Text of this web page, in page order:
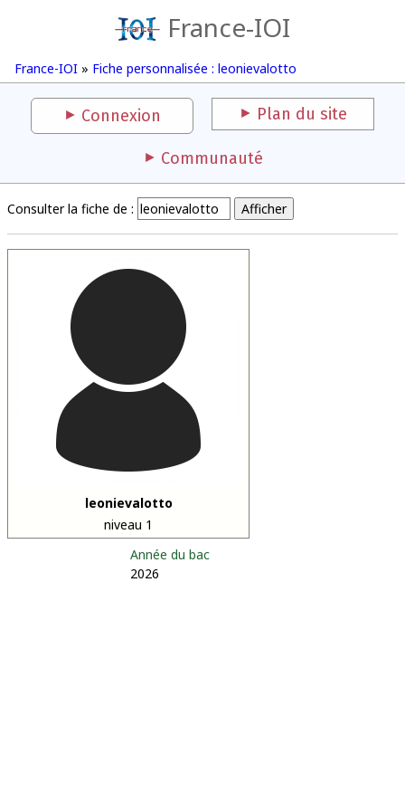
France-IOI
France-IOI » Fiche personnalisée : leonievalotto
Connexion Plan du site
Communauté
Consulter la fiche de :
leonievalotto
niveau 1
Année du bac
2026